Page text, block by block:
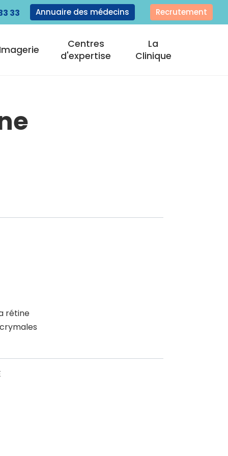
33 Annuaire des médecins Recrutement
Centres
d'expertise
La
Clinique
rétine